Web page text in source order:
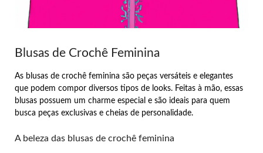
Blusas de Crochê Feminina
As blusas de crochê feminina são peças versáteis e elegantes
que podem compor diversos tipos de looks. Feitas à mão, essas
blusas possuem um charme especial e são ideais para quem
busca peças exclusivas e cheias de personalidade.
A beleza das blusas de crochê feminina